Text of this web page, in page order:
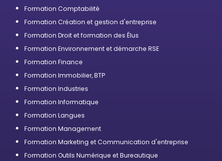
Formation Comptabilité
Formation Création et gestion d'entreprise
Formation Droit et formation des Élus
Formation Environnement et démarche RSE
Formation Finance
Formation Immobilier, BTP
Formation Industries
Formation Informatique
Formation Langues
Formation Management
Formation Marketing et Communication d'entreprise
Formation Outils Numérique et Bureautique